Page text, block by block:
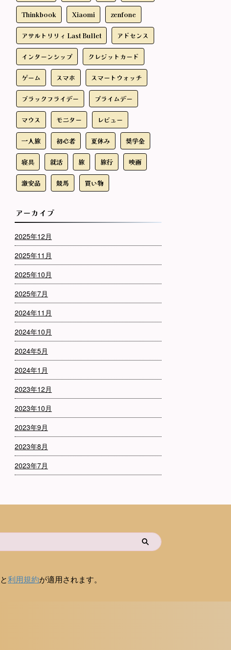
Thinkbook Xiaomi zenfone
アサルトリリィ Last Bullet アドセンス
インターンシップ クレジットカード
ゲーム スマホ スマートウォッチ
ブラックフライデー プライムデー
マウス モニター レビュー
一人旅 初心者 夏休み 奨学金
寝具 就活 旅 旅行 映画
激安品 競馬 買い物
アーカイブ
2025年12月
2025年11月
2025年10月
2025年7月
2024年11月
2024年10月
2024年5月
2024年1月
2023年12月
2023年10月
2023年9月
2023年8月
2023年7月
と利用規約が適用されます。